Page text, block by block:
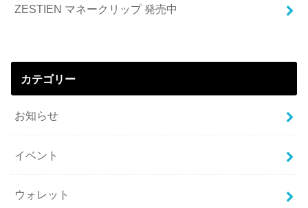
ZESTIEN マネークリップ 発売中
カテゴリー
お知らせ
イベント
ウォレット